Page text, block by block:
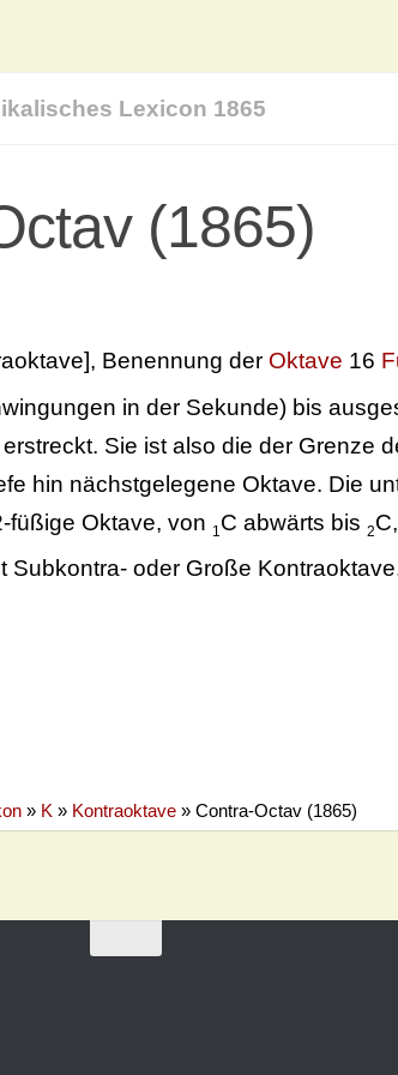
Lexicon 1865
(1865)
Benennung der Oktave 16
in der Sekunde) bis
Sie ist also die der Grenze
hin nächstgelegene Oktave. Die
füßige Oktave, von 1 C abwärts bis 2
Subkontra- oder Große
» K » Kontraoktave» Contra-Octav (1865)